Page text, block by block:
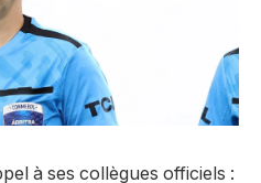
à ses collègues officiels :